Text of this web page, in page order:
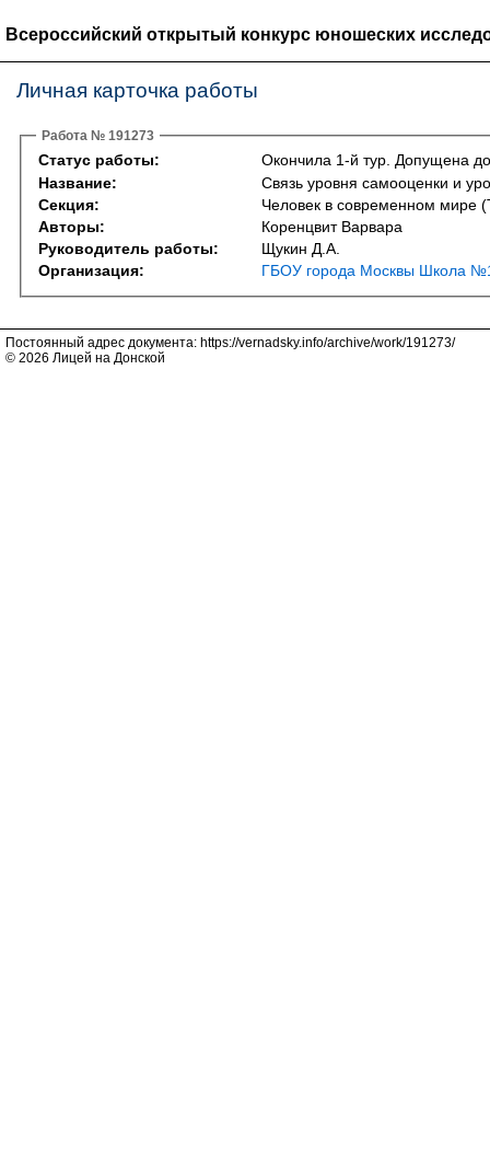
Всероссийский открытый конкурс юношеских
Личная карточка работы
Работа № 191273
Статус работы:
Окончила 1-й тур. Допущена
Название:
Связь уровня самооценки и
Секция:
Человек в современном мире
Авторы:
Коренцвит Варвара
Руководитель работы:
Щукин Д.А.
Организация:
ГБОУ города Москвы Школа
Постоянный адрес документа: https://vernadsky.info/archive/work/191273/
© 2026 Лицей на Донской